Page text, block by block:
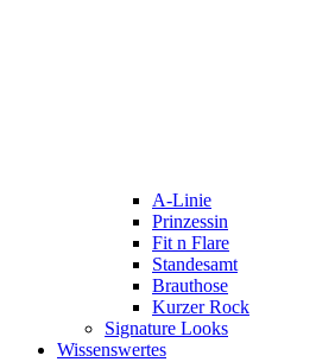
A-Linie
Prinzessin
Fit n Flare
Standesamt
Brauthose
Kurzer Rock
Signature Looks
Wissenswertes